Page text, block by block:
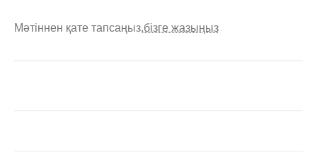
Мәтіннен қате тапсаңыз,бізге жазыңыз